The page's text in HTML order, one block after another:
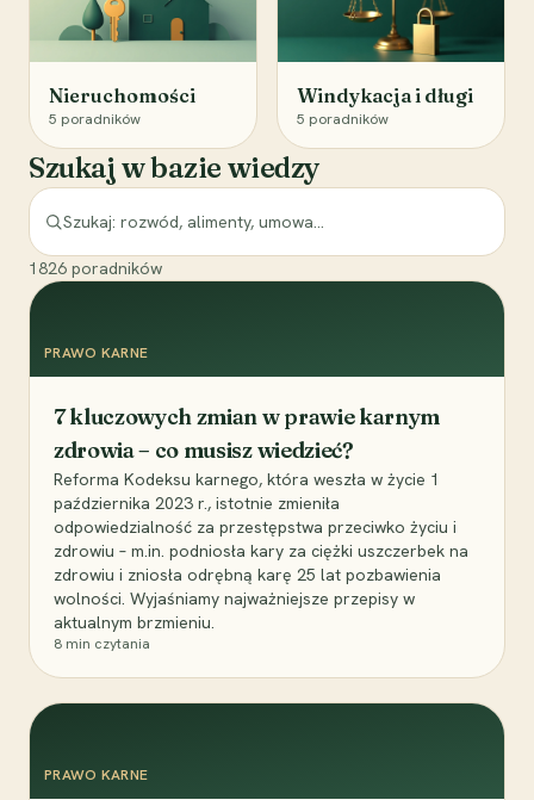
Nieruchomości
5 poradników
Windykacja i długi
5 poradników
Szukaj w bazie wiedzy
1826 poradników
PRAWO KARNE
7 kluczowych zmian w prawie karnym
zdrowia – co musisz wiedzieć?
Reforma Kodeksu karnego, która weszła w życie 1
października 2023 r., istotnie zmieniła
odpowiedzialność za przestępstwa przeciwko życiu i
zdrowiu – m.in. podniosła kary za ciężki uszczerbek na
zdrowiu i zniosła odrębną karę 25 lat pozbawienia
wolności. Wyjaśniamy najważniejsze przepisy w
aktualnym brzmieniu.
8 min czytania
PRAWO KARNE